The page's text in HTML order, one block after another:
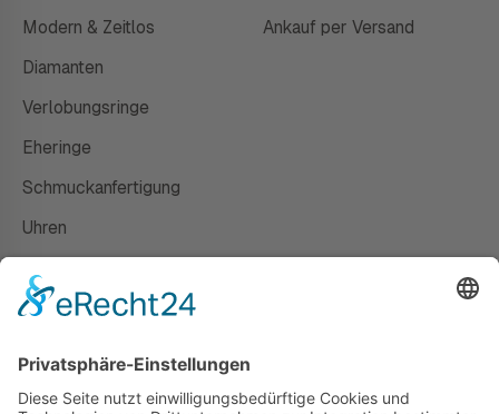
Modern & Zeitlos
Diamanten
Verlobungsringe
Eheringe
Schmuckanfertigung
Uhren
Ankauf per Versand
Susanne Steiger